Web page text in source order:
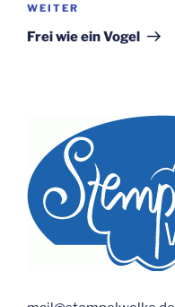
Nächster
Beitrag
WEITER
Frei wie ein Vogel